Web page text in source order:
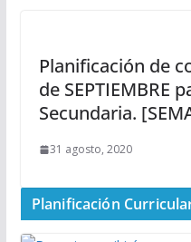
Planificación de
de SEPTIEMBRE
Secundaria.
31 agosto, 2020
Planificación